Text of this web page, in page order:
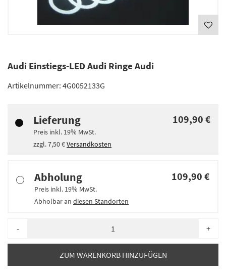
Audi Einstiegs-LED Audi Ringe Audi
Artikelnummer: 4G0052133G
Lieferung
Preis inkl. 19% MwSt.
zzgl.7,50 €Versandkosten
109,90 €
Abholung
Preis inkl. 19% MwSt.
Abholbar an diesen Standorten
109,90 €
- +
ZUM WARENKORB HINZUFÜGEN